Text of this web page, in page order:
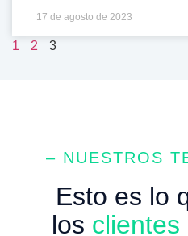
17 de agosto de 2023
1 2 3
– NUESTROS
Esto es lo
los clientes